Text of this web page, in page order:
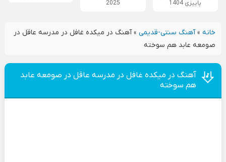
پاییزی 1404
2025
خانه»آهنگ سنتی-قدیمی»آهنگ در میکده غافل در مدرسه عاقل در
صومعه عابد هم سوخته
آهنگ در میکده غافل در مدرسه عاقل در صومعه عابد
هم سوخته